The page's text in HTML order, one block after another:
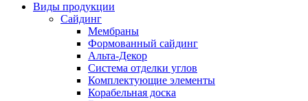
Виды продукции
Сайдинг
Мембраны
Формованный сайдинг
Альта-Декор
Система отделки углов
Комплектующие элементы
Корабельная доска